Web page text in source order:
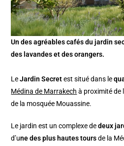
Un des agréables cafés du jardin
des lavandes et des orangers.
LeJardin Secretest situé dans le
Médina de Marrakech à proximité de
de la mosquée Mouassine.
Le jardin est un complexe dedeux
d’une des plus hautes toursde la